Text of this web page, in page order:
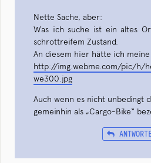
Nette Sache, aber:
Was ich suche ist ein altes
schrottreifem Zustand.
An diesem hier hätte ich
http://img.webme.com/pic/h/
we300.jpg
Auch wenn es nicht unbedingt
gemeinhin als „Cargo-Bike“